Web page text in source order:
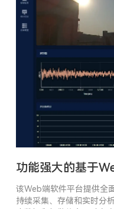
功能强大的基于
该Web端软件平台提供全
持续采集、存储和实时分